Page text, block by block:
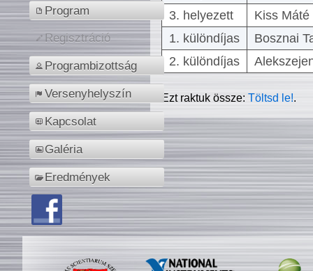
Program
Regisztráció
Programbizottság
Versenyhelyszín
Kapcsolat
Galéria
Eredmények
3. helyezett
Kiss
1. különdíjas
Bosznai
2. különdíjas
Ezt raktuk össze:Töltsd le!.